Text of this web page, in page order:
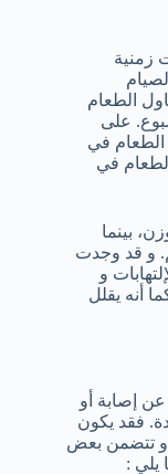
زمنية
الطعام
على
تتناول الطعام في
الطعام في
بينما
و قد وجدت
الإلتهابات و
أنه يقلل
عن إصابة أو
فقد يكون
و تتضمن بعض
يلي :